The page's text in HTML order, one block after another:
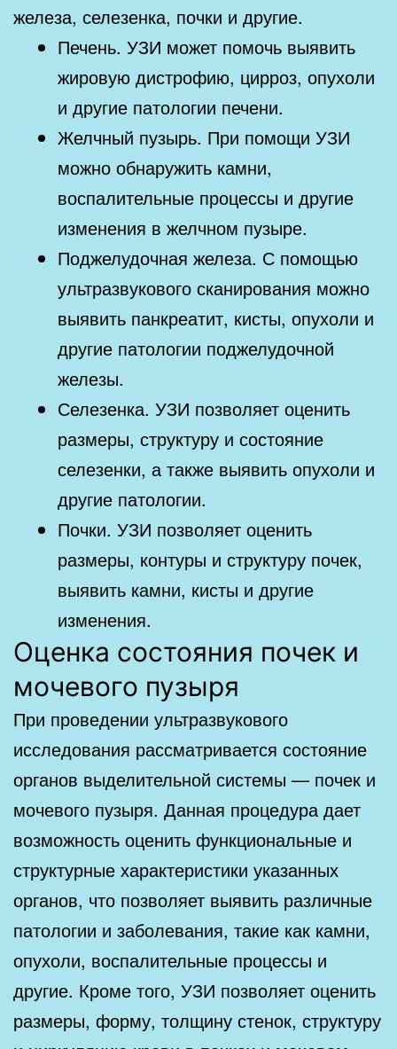
железа, селезенка, почки и другие.
Печень. УЗИ может помочь выявить
жировую дистрофию, цирроз, опухоли
и другие патологии печени.
Желчный пузырь. При помощи УЗИ
можно обнаружить камни,
воспалительные процессы и другие
изменения в желчном пузыре.
Поджелудочная железа. С помощью
ультразвукового сканирования можно
выявить панкреатит, кисты, опухоли и
другие патологии поджелудочной
железы.
Селезенка. УЗИ позволяет оценить
размеры, структуру и состояние
селезенки, а также выявить опухоли и
другие патологии.
Почки. УЗИ позволяет оценить
размеры, контуры и структуру почек,
выявить камни, кисты и другие
изменения.
Оценка состояния почек и
мочевого пузыря
При проведении ультразвукового
исследования рассматривается состояние
органов выделительной системы — почек и
мочевого пузыря. Данная процедура дает
возможность оценить функциональные и
структурные характеристики указанных
органов, что позволяет выявить различные
патологии и заболевания, такие как камни,
опухоли, воспалительные процессы и
другие. Кроме того, УЗИ позволяет оценить
размеры, форму, толщину стенок, структуру